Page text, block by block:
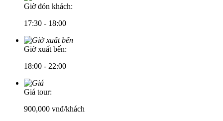
Giờ đón khách:
17:30 - 18:00
Giờ xuất bến:
18:00 - 22:00
Giá tour:
900,000 vnđ/khách